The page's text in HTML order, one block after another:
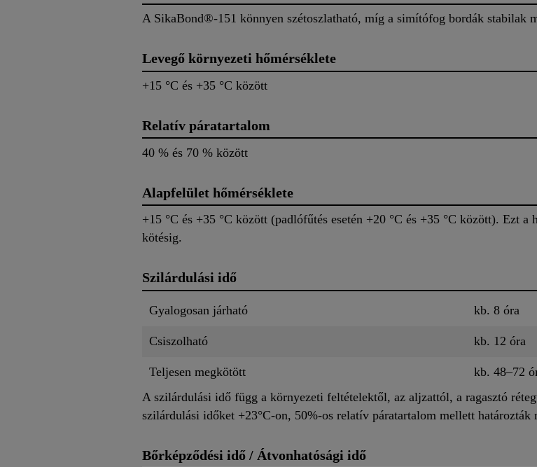
A SikaBond®-151 könnyen szétoszlatható, míg a simítófog bordák stabilak
Levegő környezeti hőmérséklete
+15 °C és +35 °C között
Relatív páratartalom
40 % és 70 % között
Alapfelület hőmérséklete
+15 °C és +35 °C között (padlófűtés esetén +20 °C és +35 °C között). Ezt
kötésig.
Szilárdulási idő
Gyalogosan járható kb. 8 óra
Csiszolható kb. 12 óra
Teljesen megkötött
kb. 48–72
A szilárdulási idő függ a környezeti feltételektől, az aljzattól, a ragasztó
szilárdulási időket +23°C-on, 50%-os relatív páratartalom mellett határozták
Bőrképződési idő / Átvonhatósági idő